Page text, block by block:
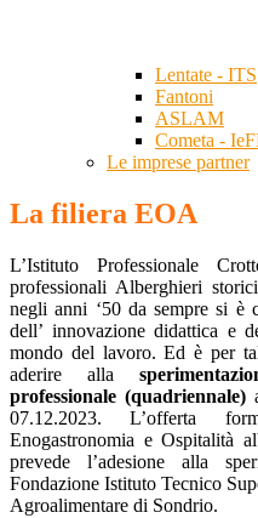
Lentate - ITS
Fantoni
ASLAM
Cometa -
Le imprese partner
La filiera EOA
L’Istituto Professionale
professionali Alberghieri
negli anni ‘50 da sempre si è
dell’ innovazione didattica e
mondo del lavoro. Ed è per
aderire alla
professionale (quadriennale)
07.12.2023. L’offerta
Enogastronomia e Ospitalità
prevede l’adesione alla
Fondazione Istituto Tecnico
Agroalimentare di Sondrio.